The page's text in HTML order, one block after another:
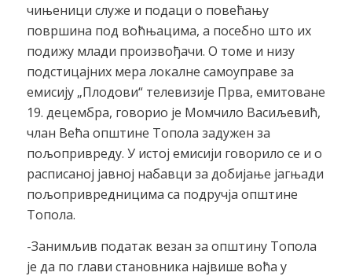
чињеници служе и подаци о повећању
површина под воћњацима, а посебно што их
подижу млади произвођачи. О томе и низу
подстицајних мера локалне самоуправе за
емисију „Плодови“ телевизије Прва, емитоване
19. децембра, говорио је Момчило Васиљевић,
члан Већа општине Топола задужен за
пољопривреду. У истој емисији говорило се и о
расписаној јавној набавци за добијање јагњади
пољопривредницима са подручја општине
Топола.
-Занимљив податак везан за општину Топола
је да по глави становника највише воћа у